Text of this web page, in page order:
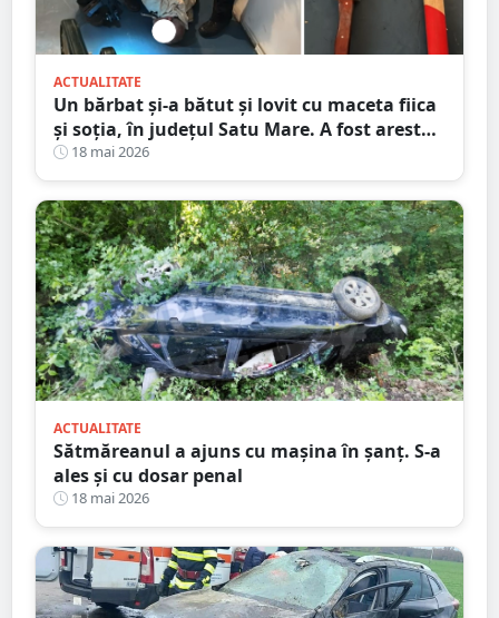
ACTUALITATE
Un bărbat și-a bătut și lovit cu maceta fiica
și soția, în județul Satu Mare. A fost arestat
preventiv
18 mai 2026
ACTUALITATE
Sătmăreanul a ajuns cu mașina în șanț. S-a
ales și cu dosar penal
18 mai 2026